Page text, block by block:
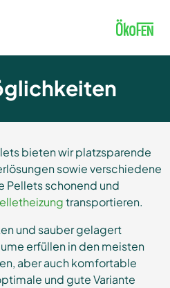
bieten wir platzsparende
sowie verschiedene
Pellets schonend und
transportieren.
und sauber gelagert
erfüllen in den meisten
aber auch komfortable
und gute Variante